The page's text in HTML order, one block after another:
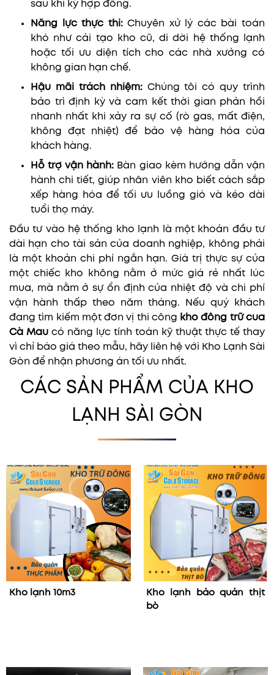
sau khi ký hợp đồng.
Năng lực thực thi:Chuyên xử lý các bài toán
khó như cải tạo kho cũ, di dời hệ thống lạnh
hoặc tối ưu diện tích cho các nhà xưởng có
không gian hạn chế.
Hậu mãi trách nhiệm: Chúng tôi có quy trình
bảo trì định kỳ và cam kết thời gian phản hồi
nhanh nhất khi xảy ra sự cố (rò gas, mất điện,
không đạt nhiệt) để bảo vệ hàng hóa của
khách hàng.
Hỗ trợ vận hành: Bàn giao kèm hướng dẫn vận
hành chi tiết, giúp nhân viên kho biết cách sắp
xếp hàng hóa để tối ưu luồng gió và kéo dài
tuổi thọ máy.
Đầu tư vào hệ thống kho lạnh là một khoản đầu tư
dài hạn cho tài sản của doanh nghiệp, không phải
là một khoản chi phí ngắn hạn. Giá trị thực sự của
một chiếc kho không nằm ở mức giá rẻ nhất lúc
mua, mà nằm ở sự ổn định của nhiệt độ và chi phí
vận hành thấp theo năm tháng. Nếu quý khách
đang tìm kiếm một đơn vị thi công kho đông trữ cua
Cà Mau có năng lực tính toán kỹ thuật thực tế thay
vì chỉ báo giá theo mẫu, hãy liên hệ với Kho Lạnh Sài
Gòn để nhận phương án tối ưu nhất.
CÁC SẢN PHẨM CỦA KHO
LẠNH SÀI GÒN
Kho lạnh 10m3
Kho lạnh bảo quản thịt
bò